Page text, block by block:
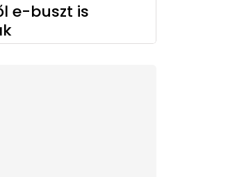
e-buszt is